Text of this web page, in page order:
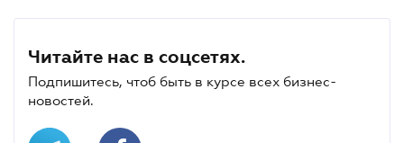
Читайте нас в соцсетях.
Подпишитесь, чтоб быть в курсе всех бизнес-
новостей.